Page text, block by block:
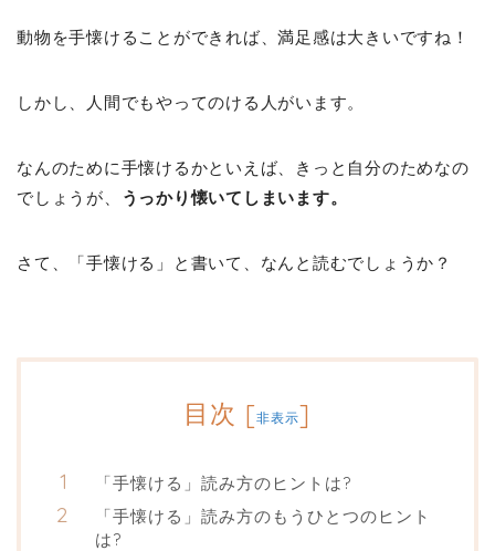
動物を手懐けることができれば、満足感は大きいですね！
しかし、人間でもやってのける人がいます。
なんのために手懐けるかといえば、きっと自分のためなの
でしょうが、
うっかり懐いてしまいます。
さて、「手懐ける」と書いて、なんと読むでしょうか？
目次 [非表示]
「手懐ける」読み方のヒントは?
「手懐ける」読み方のもうひとつのヒント
は?